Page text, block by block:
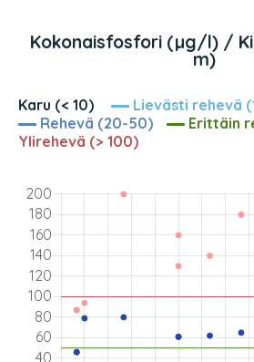
Kokonaisfosfori (µg/l) /
m)
Karu (< 10)
Lievästi rehevä
Rehevä (20-50)
Erittäin
Ylirehevä (> 100)